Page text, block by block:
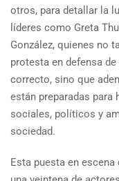
otros, para detallar la
líderes como Greta
González, quienes no
protesta en defensa
correcto, sino que
están preparadas para
sociales, políticos y
sociedad.
Esta puesta en